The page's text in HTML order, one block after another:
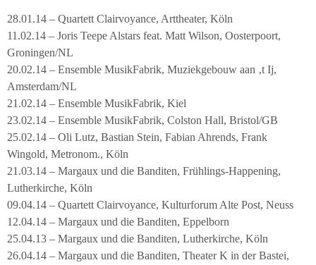
28.01.14 – Quartett Clairvoyance, Arttheater, Köln
11.02.14 – Joris Teepe Alstars feat. Matt Wilson, Oosterpoort,
Groningen/NL
20.02.14 – Ensemble MusikFabrik, Muziekgebouw aan ‚t Ij,
Amsterdam/NL
21.02.14 – Ensemble MusikFabrik, Kiel
23.02.14 – Ensemble MusikFabrik, Colston Hall, Bristol/GB
25.02.14 – Oli Lutz, Bastian Stein, Fabian Ahrends, Frank
Wingold, Metronom., Köln
21.03.14 – Margaux und die Banditen, Frühlings-Happening,
Lutherkirche, Köln
09.04.14 – Quartett Clairvoyance, Kulturforum Alte Post, Neuss
12.04.14 – Margaux und die Banditen, Eppelborn
25.04.13 – Margaux und die Banditen, Lutherkirche, Köln
26.04.14 – Margaux und die Banditen, Theater K in der Bastei,